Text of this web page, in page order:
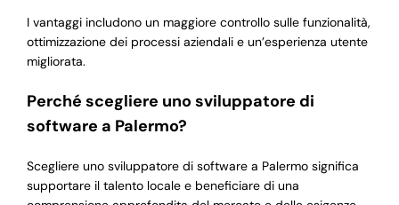
I vantaggi includono un maggiore controllo sulle funzionalità,
ottimizzazione dei processi aziendali e un’esperienza utente
migliorata.
Perché scegliere uno sviluppatore di
software a Palermo?
Scegliere uno sviluppatore di software a Palermo significa
supportare il talento locale e beneficiare di una